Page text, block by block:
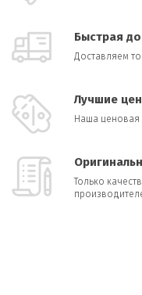
Быстрая
Доставляем
Лучшие
Наша ценовая
Только